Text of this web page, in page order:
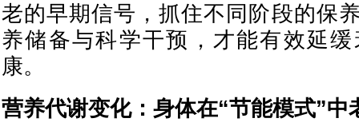
老的早期信号，抓住不同阶段的保
养储备与科学干预，才能有效延
康。
营养代谢变化：身体在“节能模式”中